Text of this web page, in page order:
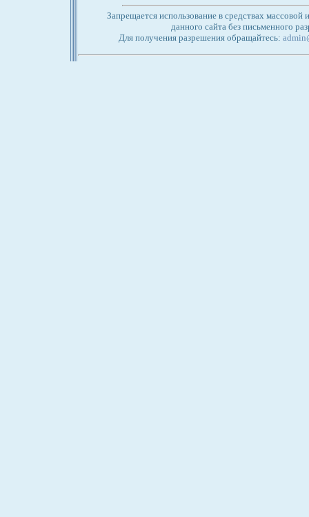
Запрещается использование в средствах
данного сайта без письменного
Для получения разрешения обращайтесь: